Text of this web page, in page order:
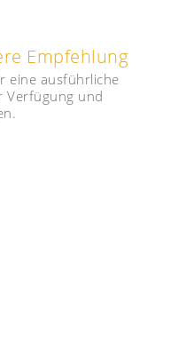
Empfehlung
eine ausführliche
Verfügung und